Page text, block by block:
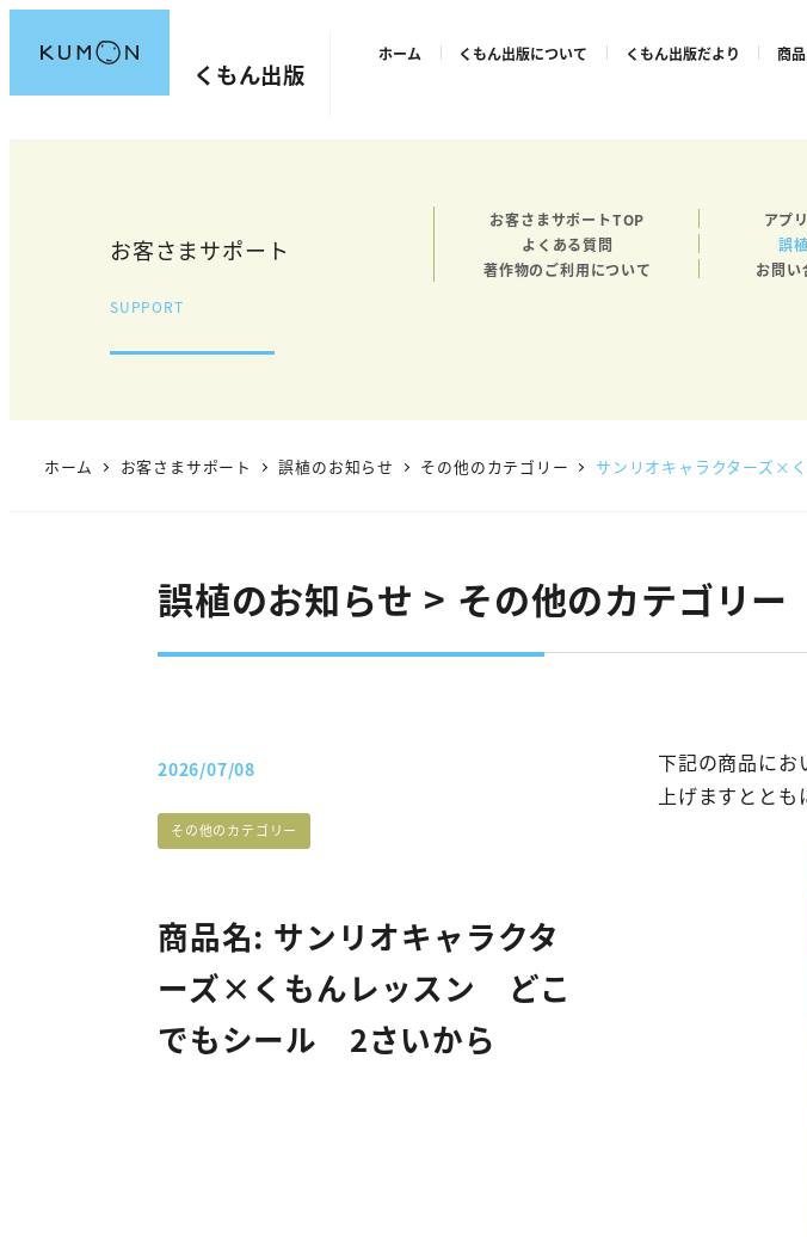
ン
くもん出版
ホーム くもん出版について くもん出版だより 商
お客さまサポート
SUPPORT
お客さまサポートTOP アプ
よくある質問
誤
著作物のご利用について
お問い
ホーム お客さまサポート 誤植のお知らせ その他のカテゴリー サンリオキャラクターズ×
誤植のお知らせ > その他のカテゴリー
商品名: サンリオキャラクタ
ーズ×くもんレッスン どこ
でもシール 2さいから
投稿日
2026/07/08
誤植カテゴリー
その他のカテゴリー
下記の商品にお
上げますととも